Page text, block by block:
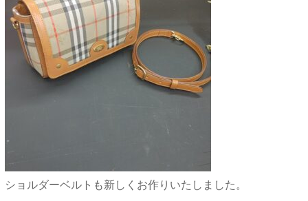
ショルダーベルトも新しくお作りいたしました。